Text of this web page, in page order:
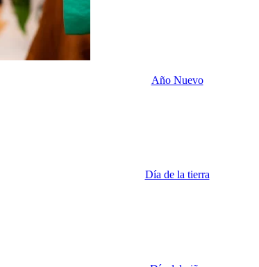
Año Nuevo
Día de la tierra